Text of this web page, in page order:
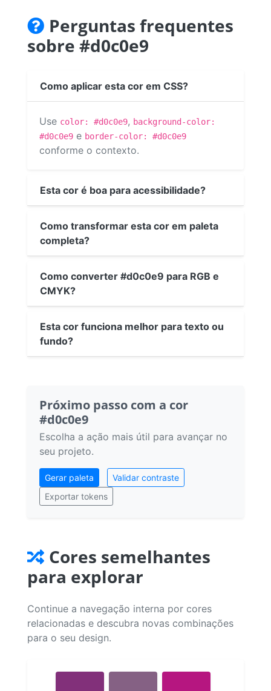
Perguntas frequentes
sobre #d0c0e9
Como aplicar esta cor em CSS?
Use color: #d0c0e9, background-color:
#d0c0e9 e border-color: #d0c0e9
conforme o contexto.
Esta cor é boa para acessibilidade?
Como transformar esta cor em paleta
completa?
Como converter #d0c0e9 para RGB e
CMYK?
Esta cor funciona melhor para texto ou
fundo?
Próximo passo com a cor
#d0c0e9
Escolha a ação mais útil para avançar no
seu projeto.
Gerar paleta
Validar contraste
Exportar tokens
Cores semelhantes
para explorar
Continue a navegação interna por cores
relacionadas e descubra novas combinações
para o seu design.